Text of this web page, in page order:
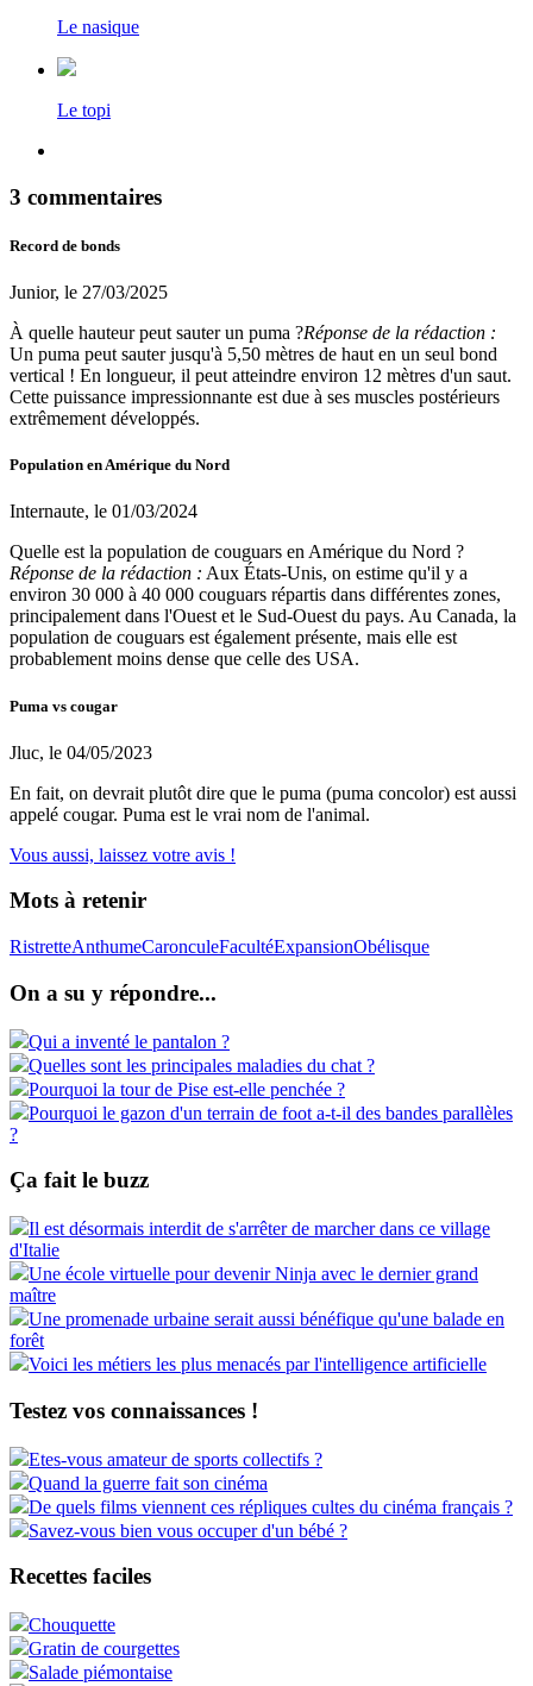
Le nasique
Le topi
3 commentaires
Record de bonds
Junior, le 27/03/2025
À quelle hauteur peut sauter un puma ?Réponse de la rédaction :
Un puma peut sauter jusqu'à 5,50 mètres de haut en un seul bond
vertical ! En longueur, il peut atteindre environ 12 mètres d'un saut.
Cette puissance impressionnante est due à ses muscles postérieurs
extrêmement développés.
Population en Amérique du Nord
Internaute, le 01/03/2024
Quelle est la population de couguars en Amérique du Nord ?
Réponse de la rédaction : Aux États-Unis, on estime qu'il y a
environ 30 000 à 40 000 couguars répartis dans différentes zones,
principalement dans l'Ouest et le Sud-Ouest du pays. Au Canada, la
population de couguars est également présente, mais elle est
probablement moins dense que celle des USA.
Puma vs cougar
Jluc, le 04/05/2023
En fait, on devrait plutôt dire que le puma (puma concolor) est aussi
appelé cougar. Puma est le vrai nom de l'animal.
Vous aussi, laissez votre avis !
Mots à retenir
RistretteAnthumeCaronculeFacultéExpansionObélisque
On a su y répondre...
Qui a inventé le pantalon ?
Quelles sont les principales maladies du chat ?
Pourquoi la tour de Pise est-elle penchée ?
Pourquoi le gazon d'un terrain de foot a-t-il des bandes parallèles
?
Ça fait le buzz
Il est désormais interdit de s'arrêter de marcher dans ce village
d'Italie
Une école virtuelle pour devenir Ninja avec le dernier grand
maître
Une promenade urbaine serait aussi bénéfique qu'une balade en
forêt
Voici les métiers les plus menacés par l'intelligence artificielle
Testez vos connaissances !
Etes-vous amateur de sports collectifs ?
Quand la guerre fait son cinéma
De quels films viennent ces répliques cultes du cinéma français ?
Savez-vous bien vous occuper d'un bébé ?
Recettes faciles
Chouquette
Gratin de courgettes
Salade piémontaise